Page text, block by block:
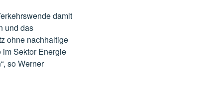
damit
und das
ohne nachhaltige
im Sektor Energie
so Werner